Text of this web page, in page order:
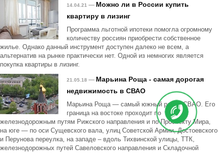
14.04.21 — Можно ли в России купить
квартиру в лизинг
Программа льготной ипотеки помогла огромному
количеству россиян приобрести собственное
жилье. Однако данный инструмент доступен далеко не всем, а
альтернатив на рынке практически нет. Одной из немногих является
покупка квартиры в лизинг.
21.05.18 — Марьина Роща - самая дорогая
недвижимость в СВАО
Марьина Роща — самый южный район СВАО. Его
граница на востоке проходит по
железнодорожным путям Рижского направления и по Проспекту Мира,
на юге — по оси Сущевского вала, улиц Советской Армии, Достоевского
и Перунова переулка, на западе – вдоль Тихвинской улицы, ТТК,
железнодорожных путей Савеловского направления и Складочной